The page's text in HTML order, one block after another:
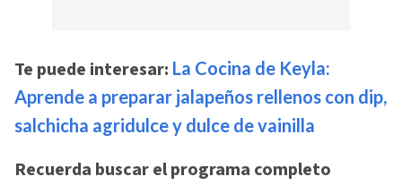
Te puede interesar: La Cocina de Keyla:
Aprende a preparar jalapeños rellenos con dip,
salchicha agridulce y dulce de vainilla
Recuerda buscar el programa completo